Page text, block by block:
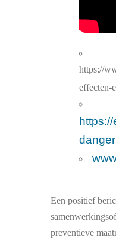
https://
effecten-
Een positief
preventieve